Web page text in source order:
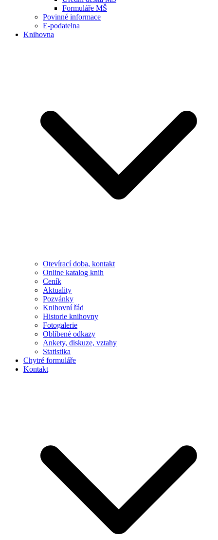
Formuláře MŠ
Povinné informace
E-podatelna
Knihovna
Otevírací doba, kontakt
Online katalog knih
Ceník
Aktuality
Pozvánky
Knihovní řád
Historie knihovny
Fotogalerie
Oblíbené odkazy
Ankety, diskuze, vztahy
Statistika
Chytré formuláře
Kontakt